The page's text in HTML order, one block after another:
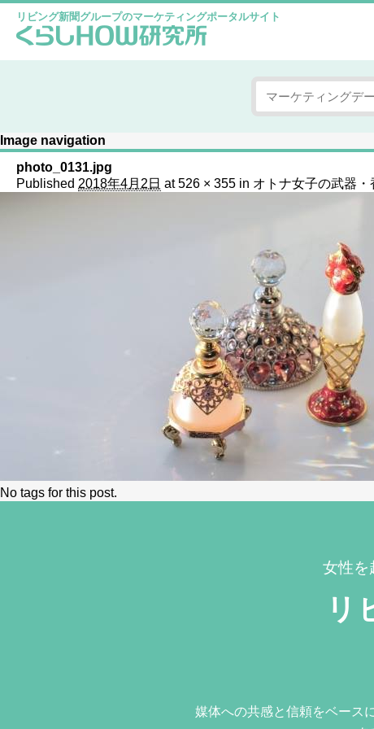
リビング新聞グループのマーケティングポータルサイト
Image navigation
photo_0131.jpg
Published 2018年4月2日 at526 × 355 in オトナ女子の武器
No tags for this post.
女性を
リ
媒体への共感と信頼をベース